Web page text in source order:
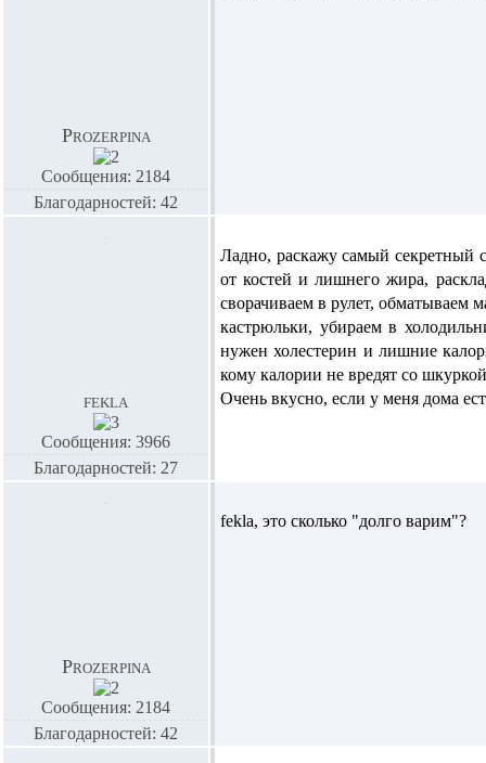
Prozerpina
Сообщения: 2184
Благодарностей: 42
fekla
Сообщения: 3966
Благодарностей: 27
Ладно, раскажу самый секретный
от костей и лишнего жира,
сворачиваем в рулет, обматываем
кастрюльки, убираем в
нужен холестерин и лишние
кому калории не вредят со
Очень вкусно, если у меня дома
Prozerpina
Сообщения: 2184
Благодарностей: 42
fekla, это сколько "долго варим"?